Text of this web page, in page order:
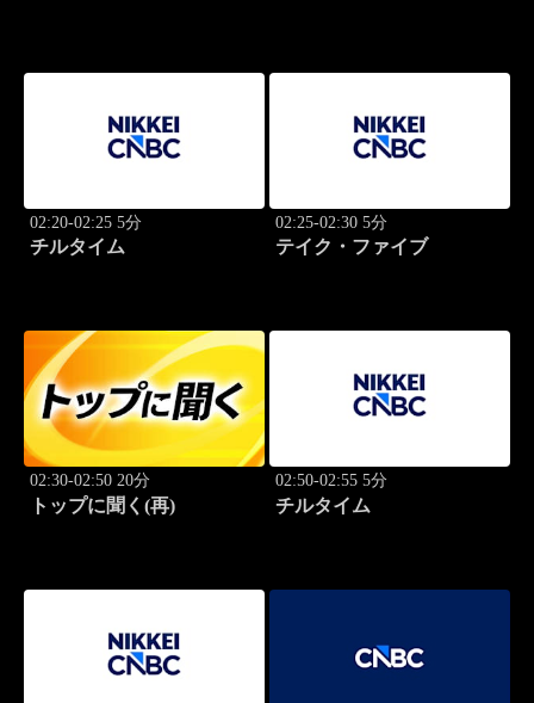
02:20-02:25 5分
チルタイム
02:25-02:30 5分
テイク・ファイブ
02:30-02:50 20分
トップに聞く(再)
02:50-02:55 5分
チルタイム